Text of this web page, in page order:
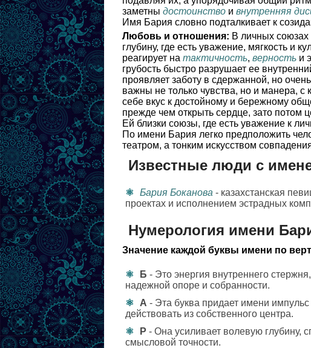
заметны достоинство и внутренняя
Имя Бария словно подталкивает к
Любовь и отношения: В личных
глубину, где есть уважение, мягкость и
реагирует на тактичность, верность и
грубость быстро разрушает ее
проявляет заботу в сдержанной, но
важны не только чувства, но и манера, с
себе вкус к достойному и бережному
прежде чем открыть сердце, зато потом
Ей близки союзы, где есть уважение к
По имени Бария легко предположить
театром, а тонким искусством
Известные люди с
Бария Боканова - казахстанская
проектах и исполнением эстрадных
Нумерология имени
Значение каждой буквы имени по
Б - Это энергия внутреннего
надежной опоре и собранности.
А - Эта буква придает имени
действовать из собственного центра.
Р - Она усиливает волевую глубину,
смысловой точности.